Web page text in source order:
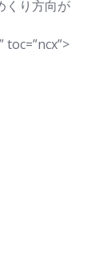
くり方向が